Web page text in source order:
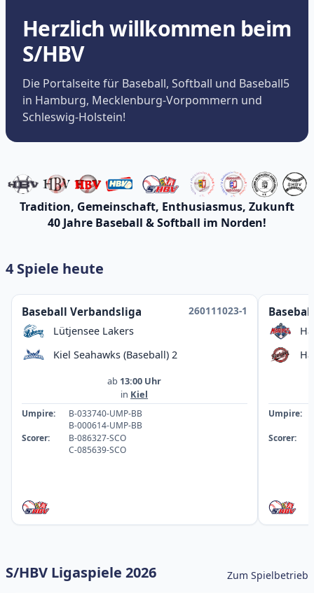
Herzlich willkommen beim
S/HBV
Die Portalseite für Baseball, Softball und Baseball5
in Hamburg, Mecklenburg-Vorpommern und
Schleswig-Holstein!
Tradition, Gemeinschaft, Enthusiasmus, Zukunft
40 Jahre Baseball & Softball im Norden!
4 Spiele heute
Baseball Verbandsliga
260111023-1
Lütjensee Lakers
Kiel Seahawks (Baseball) 2
ab 13:00 Uhr
in Kiel
Umpire:
B-033740-UMP-BB
B-000614-UMP-BB
Scorer:
B-086327-SCO
C-085639-SCO
Umpire:
Scorer:
S/HBV Ligaspiele 2026 Zum Spielbetrieb